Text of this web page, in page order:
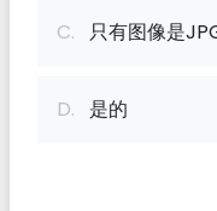
C. 只有图像是
D. 是的